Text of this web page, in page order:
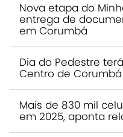
Nova etapa do
entrega de
em Corumbá
Dia do Pedestre
Centro de Corumbá
Mais de 830 mil
em 2025, aponta